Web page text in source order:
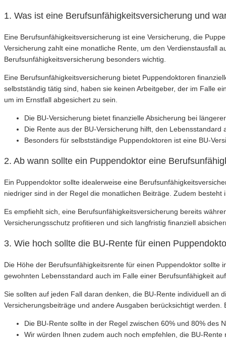
1. Was ist eine Berufsunfähigkeitsversicherung und
Eine Berufsunfähigkeitsversicherung ist eine Versicherung, die
Versicherung zahlt eine monatliche Rente, um den Verdienstausfall
Berufsunfähigkeitsversicherung besonders wichtig.
Eine Berufsunfähigkeitsversicherung bietet Puppendoktoren
selbstständig tätig sind, haben sie keinen Arbeitgeber, der im Falle
um im Ernstfall abgesichert zu sein.
Die BU-Versicherung bietet finanzielle Absicherung bei
Die Rente aus der BU-Versicherung hilft, den Lebensstandard
Besonders für selbstständige Puppendoktoren ist eine BU-
2. Ab wann sollte ein Puppendoktor eine
Ein Puppendoktor sollte idealerweise eine
niedriger sind in der Regel die monatlichen Beiträge. Zudem
Es empfiehlt sich, eine Berufsunfähigkeitsversicherung bereits
Versicherungsschutz profitieren und sich langfristig finanziell
3. Wie hoch sollte die BU-Rente für einen
Die Höhe der Berufsunfähigkeitsrente für einen Puppendoktor
gewohnten Lebensstandard auch im Falle einer Berufsunfähigkeit
Sie sollten auf jeden Fall daran denken, die BU-Rente individuell an
Versicherungsbeiträge und andere Ausgaben berücksichtigt
Die BU-Rente sollte in der Regel zwischen 60% und 80% des
Wir würden Ihnen zudem auch noch empfehlen, die BU-